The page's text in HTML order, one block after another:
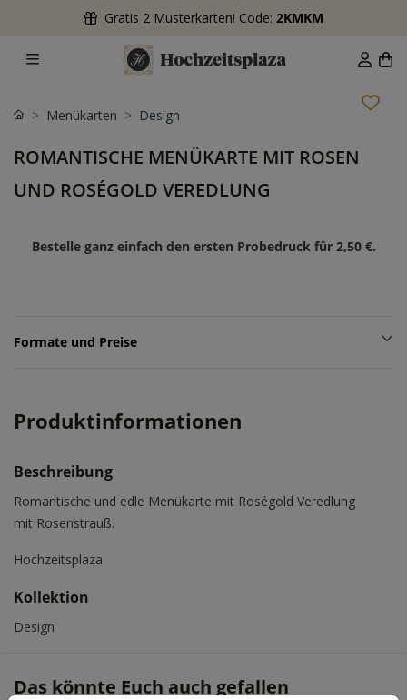
Gratis 2 Musterkarten! Code: 2KMKM
Menükarten Design
ROMANTISCHE MENÜKARTE MIT ROSEN
UND ROSÉGOLD VEREDLUNG
Bestelle ganz einfach den ersten Probedruck für 2,50 €.
Formate und Preise
Produktinformationen
Beschreibung
Romantische und edle Menükarte mit Roségold Veredlung
mit Rosenstrauß.
Hochzeitsplaza
Kollektion
Design
Das könnte Euch auch gefallen